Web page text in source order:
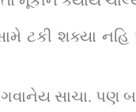
સામે ટકી શક્યા
સાચા. પણ